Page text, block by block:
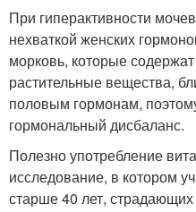
При гиперактивности
нехваткой женских
морковь, которые
растительные вещества,
половым гормонам,
гормональный дисбаланс.
Полезно употребление
исследование, в котором
старше 40 лет,